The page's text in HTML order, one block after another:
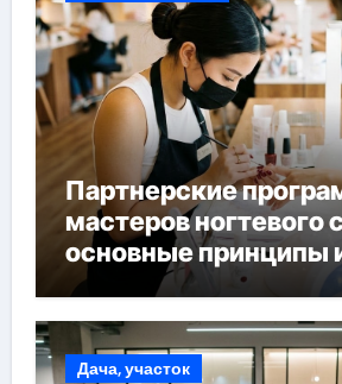
Партнерские
мастеров ногтевого
основные принципы
форматы участия
Дача, участок